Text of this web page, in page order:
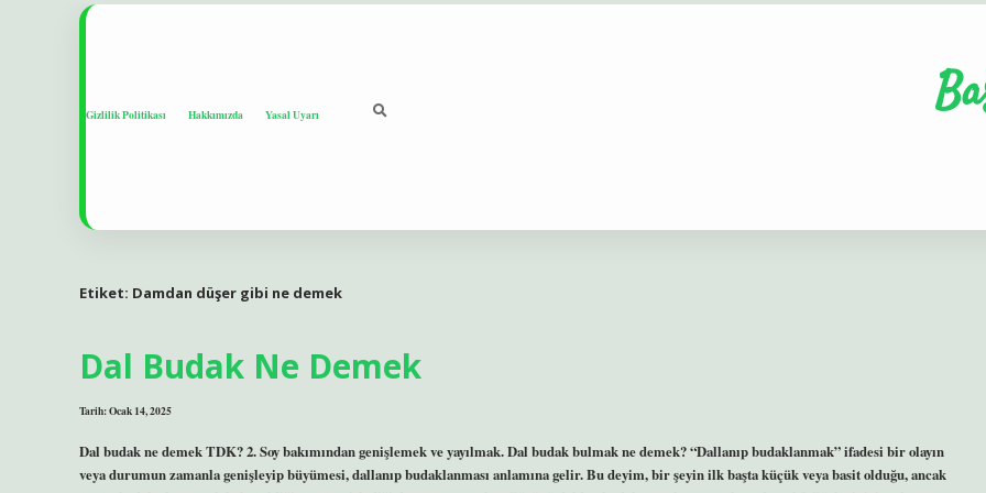
Gizlilik Politikası Hakkımızda Yasal Uyarı
Etiket: Damdan düşer gibi ne demek
Dal Budak Ne Demek
Tarih: Ocak 14, 2025
Dal budak ne demek TDK? 2. Soy bakımından genişlemek ve yayılmak. Dal budak bulmak ne demek? “Dallanıp budaklanmak” ifadesi bir olayın
veya durumun zamanla genişleyip büyümesi, dallanıp budaklanması anlamına gelir. Bu deyim, bir şeyin ilk başta küçük veya basit olduğu, ancak